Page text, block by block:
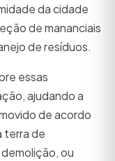
da cidade
de mananciais
de resíduos.
essas
ajudando a
de acordo
terra de
ou